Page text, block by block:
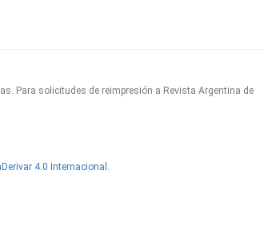
Para solicitudes de reimpresión a Revista Argentina de
4.0 Internacional .